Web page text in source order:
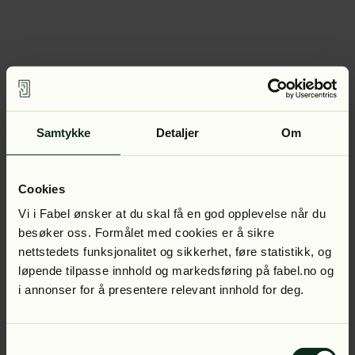
Samtykke Detaljer Om
Cookies
Vi i Fabel ønsker at du skal få en god opplevelse når du
besøker oss. Formålet med cookies er å sikre
nettstedets funksjonalitet og sikkerhet, føre statistikk, og
løpende tilpasse innhold og markedsføring på fabel.no og
i annonser for å presentere relevant innhold for deg.